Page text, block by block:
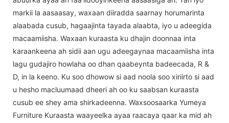
markii la aasaasay, waxaan diiradda saarnay horumarinta
alaabada cusub, hagaajinta tayada alaabta, iyo u adeegida
macaamiisha. Waxaan kuraasta ku dhajin doonnaa inta
karaankeena ah sidii aan ugu adeegaynaa macaamiisha inta
lagu gudajiro howlaha oo dhan qaabeynta badeecada, R &
D, in la keeno. Ku soo dhowow si aad noola soo xiriirto si aad
u hesho macluumaad dheeri ah oo ku saabsan kuraasta
cusub ee shey ama shirkadeenna. Waxsoosaarka Yumeya
Furniture Kuraasta waayeelka ayaa raacaya qaar ka mid ah